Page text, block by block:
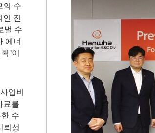
의 수
인 진
벌 수
에너
"이
업비
료를
수
뢰성